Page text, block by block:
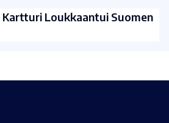
Loukkaantui Suomen